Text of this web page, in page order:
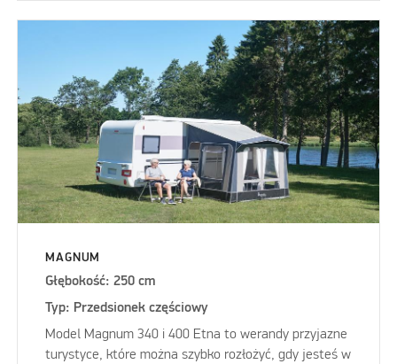
MAGNUM
Głębokość: 250 cm
Typ: Przedsionek częściowy
Model Magnum 340 i 400 Etna to werandy przyjazne
turystyce, które można szybko rozłożyć, gdy jesteś w